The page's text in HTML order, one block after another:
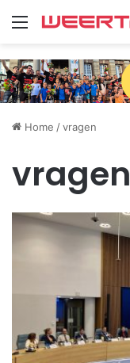
Menu
Home /vragen
vragen